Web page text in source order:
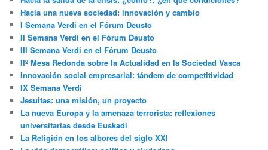
Hacia una nueva sociedad: innovación y cambio
I Semana Verdi en el Fórum Deusto
II Semana Verdi en el Fórum Deusto
III Semana Verdi en el Fórum Deusto
IIº Mesa Redonda sobre la Actualidad en la Sociedad Vasca
Innovación social empresarial: tándem de competitividad
IX Semana Verdi
Jesuitas: una misión, un proyecto
La nueva Europa y la amenaza terrorista: reflexiones
universitarias desde Euskadi
La Religión en los albores del siglo XXI